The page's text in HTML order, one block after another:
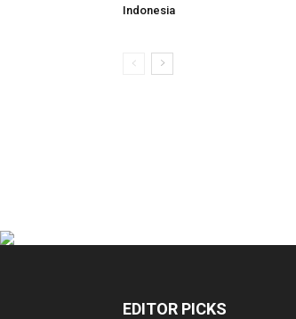
Indonesia
EDITOR PICKS